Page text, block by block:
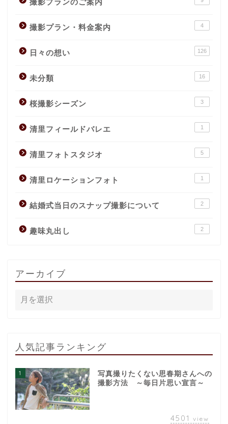
撮影プランのご案内
撮影プラン・料金案内 4
日々の想い 126
未分類 16
桜撮影シーズン 3
清里フィールドバレエ 1
清里フォトスタジオ 5
清里ロケーションフォト 1
結婚式当日のスナップ撮影について 2
趣味丸出し 2
アーカイブ
人気記事ランキング
1
写真撮りたくない思春期さんへの
撮影方法 ～毎日片思い宣言～
4501 view